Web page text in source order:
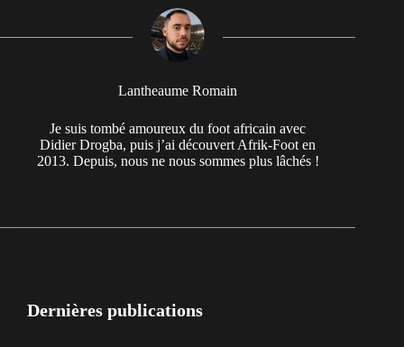
Lantheaume Romain
Je suis tombé amoureux du foot africain avec
Didier Drogba, puis j’ai découvert Afrik-Foot en
2013. Depuis, nous ne nous sommes plus lâchés !
Dernières publications